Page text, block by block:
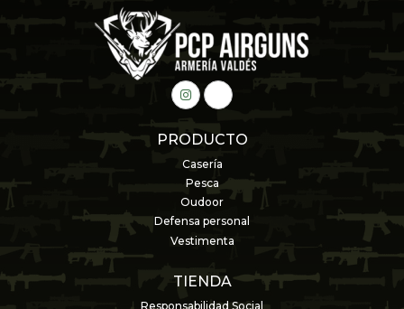
PRODUCTO
Casería
Pesca
Oudoor
Defensa personal
Vestimenta
TIENDA
Responsabilidad Social